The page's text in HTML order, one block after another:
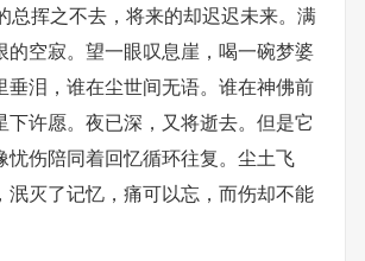
总挥之不去，将来的却迟迟未来。满
的空寂。望一眼叹息崖，喝一碗梦婆
垂泪，谁在尘世间无语。谁在神佛前
下许愿。夜已深，又将逝去。但是它
忧伤陪同着回忆循环往复。尘土飞
泯灭了记忆，痛可以忘，而伤却不能